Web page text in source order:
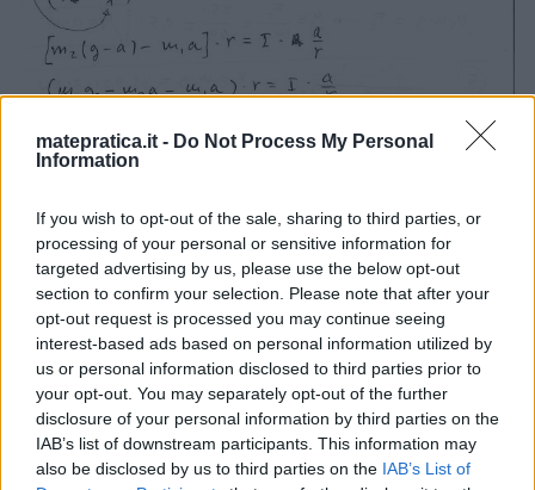
matepratica.it - Do Not Process My Personal
Information
If you wish to opt-out of the sale, sharing to third parties, or
processing of your personal or sensitive information for
targeted advertising by us, please use the below opt-out
section to confirm your selection. Please note that after your
opt-out request is processed you may continue seeing
interest-based ads based on personal information utilized by
us or personal information disclosed to third parties prior to
your opt-out. You may separately opt-out of the further
disclosure of your personal information by third parties on the
IAB’s list of downstream participants. This information may
also be disclosed by us to third parties on the IAB’s List of